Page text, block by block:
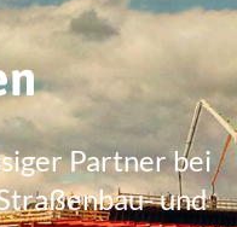
Partner bei
und